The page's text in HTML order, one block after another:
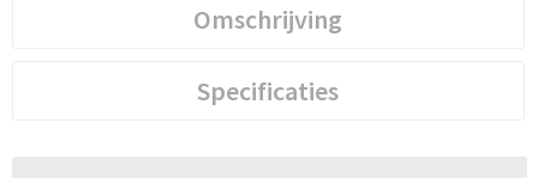
Omschrijving
Specificaties